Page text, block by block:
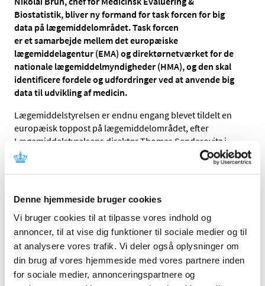
Denne hjemmeside bruger cookies
Vi bruger cookies til at tilpasse vores indhold og
annoncer, til at vise dig funktioner til sociale medier og til
at analysere vores trafik. Vi deler også oplysninger om
din brug af vores hjemmeside med vores partnere inden
for sociale medier, annonceringspartnere og
Biostatistik, bliver ny formand for task forcen for big
data på lægemiddelområdet. Task forcen
er et samarbejde mellem det europæiske
lægemiddelagentur (EMA) og direktørnetværket for de
nationale lægemiddelmyndigheder (HMA), og den skal
identificere fordele og udfordringer ved at anvende big
data til udvikling af medicin.
Lægemiddelstyrelsen er endnu engang blevet tildelt en
europæisk toppost på lægemiddelområdet, efter
Lægemiddelstyrelsens direktør Thomas Senderovitz i
marts måned blev valgt til formand for HMA’s
Management Group. Denne gang er det HMA og EMA’s
er blevet formand for ved chef for Enheden Medicinsk
Evaluering & Biostatistik i Lægemiddelstyrelsen Nikolai
Brun.
Big data og databeskyttelse
EU’s og medlemsstaternes task force for Big Data blev
nedsat i maj måned sidste år blandt andet med det formål